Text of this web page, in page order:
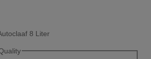
8 Liter